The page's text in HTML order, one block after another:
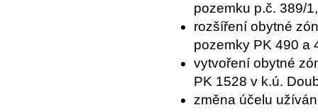
pozemku p.č. 389/1,
rozšíření obytné
pozemky PK 490 a
vytvoření obytné
PK 1528 v k.ú.
změna účelu